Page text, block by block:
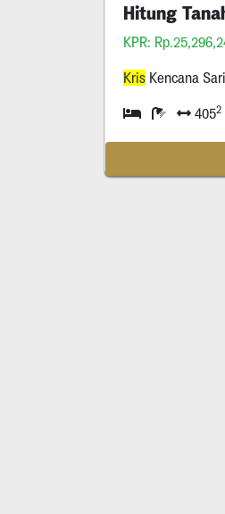
Hitung
KPR:
Kris Kencana
4052